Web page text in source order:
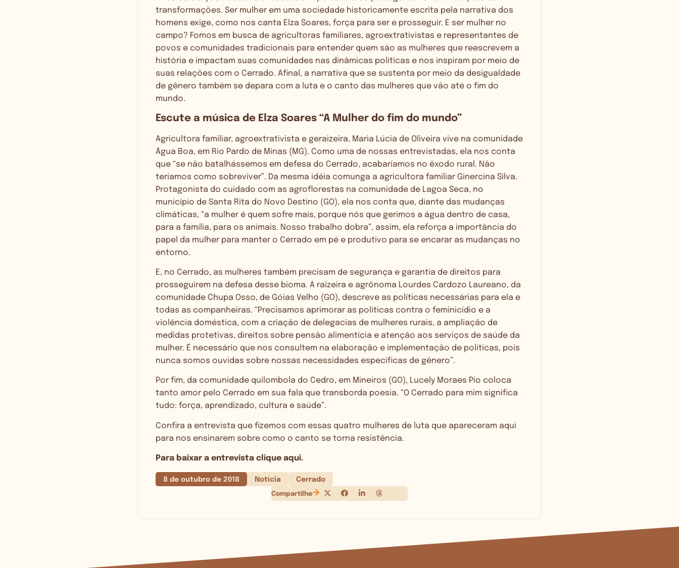
transformações. Ser mulher em uma sociedade historicamente escrita pela narrativa dos
homens exige, como nos canta Elza Soares, força para ser e prosseguir. E ser mulher no
campo? Fomos em busca de agricultoras familiares, agroextrativistas e representantes de
povos e comunidades tradicionais para entender quem são as mulheres que reescrevem a
história e impactam suas comunidades nas dinâmicas políticas e nos inspiram por meio de
suas relações com o Cerrado. Afinal, a narrativa que se sustenta por meio da desigualdade
de gênero também se depara com a luta e o canto das mulheres que vão até o fim do
mundo.
Escute a música de Elza Soares “A Mulher do fim do mundo”
Agricultora familiar, agroextrativista e geraizeira, Maria Lúcia de Oliveira vive na comunidade
Água Boa, em Rio Pardo de Minas (MG). Como uma de nossas entrevistadas, ela nos conta
que “se não batalhássemos em defesa do Cerrado, acabaríamos no êxodo rural. Não
teríamos como sobreviver”. Da mesma idéia comunga a agricultora familiar Ginercina Silva.
Protagonista do cuidado com as agroflorestas na comunidade de Lagoa Seca, no
município de Santa Rita do Novo Destino (GO), ela nos conta que, diante das mudanças
climáticas, “a mulher é quem sofre mais, porque nós que gerimos a água dentro de casa,
para a família, para os animais. Nosso trabalho dobra”, assim, ela reforça a importância do
papel da mulher para manter o Cerrado em pé e produtivo para se encarar as mudanças no
entorno.
E, no Cerrado, as mulheres também precisam de segurança e garantia de direitos para
prosseguirem na defesa desse bioma. A raizeira e agrônoma Lourdes Cardozo Laureano, da
comunidade Chupa Osso, de Góias Velho (GO), descreve as políticas necessárias para ela e
todas as companheiras. “Precisamos aprimorar as políticas contra o feminicídio e a
violência doméstica, com a criação de delegacias de mulheres rurais, a ampliação de
medidas protetivas, direitos sobre pensão alimentícia e atenção aos serviços de saúde da
mulher. É necessário que nos consultem na elaboração e implementação de políticas, pois
nunca somos ouvidas sobre nossas necessidades específicas de gênero”.
Por fim, da comunidade quilombola do Cedro, em Mineiros (GO), Lucely Moraes Pio coloca
tanto amor pelo Cerrado em sua fala que transborda poesia. “O Cerrado para mim significa
tudo: força, aprendizado, cultura e saúde”.
Confira a entrevista que fizemos com essas quatro mulheres de luta que apareceram aqui
para nos ensinarem sobre como o canto se torna resistência.
Para baixar a entrevista clique aqui.
8 de outubro de 2018 Notícia Cerrado
Compartilhe